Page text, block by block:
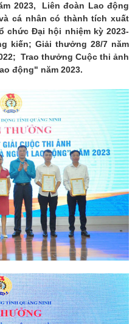
2023, Liên đoàn Lao động
cá nhân có thành tích xuất
chức Đại hội nhiệm kỳ 2023-
kiến; Giải thưởng 28/7 năm
Trao thưởng Cuộc thi ảnh
động" năm 2023.